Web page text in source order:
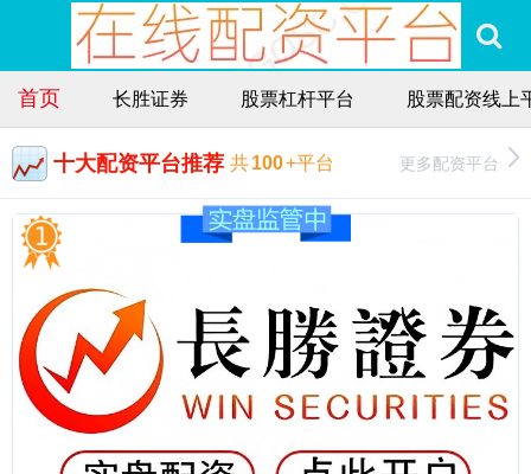
首页 长胜证券 股票杠杆平台 股票配资线上
十大配资平台推荐 共100+平台 更多配资平台